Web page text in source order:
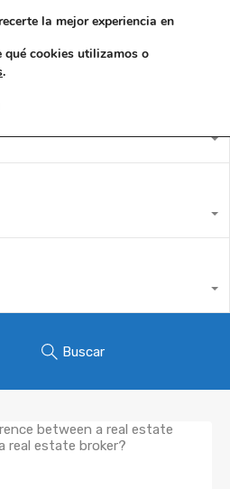
Buscar
la mejor experiencia en
qué cookies utilizamos o
.